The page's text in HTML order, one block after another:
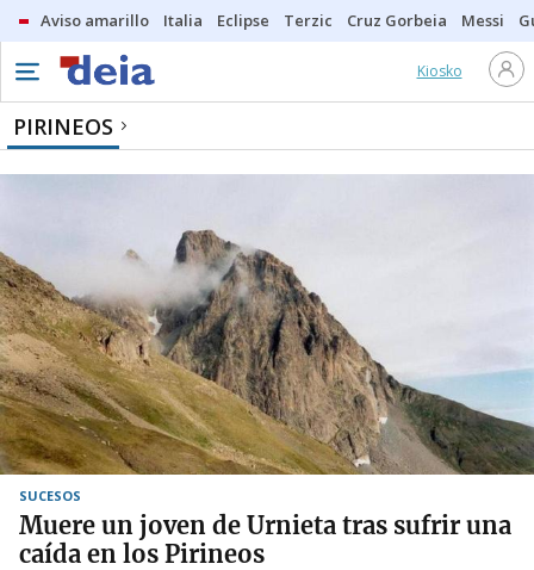
Aviso amarillo Italia Eclipse Terzic Cruz Gorbeia Messi
Kiosko
PIRINEOS
SUCESOS
Muere un joven de Urnieta tras sufrir una
caída en los Pirineos